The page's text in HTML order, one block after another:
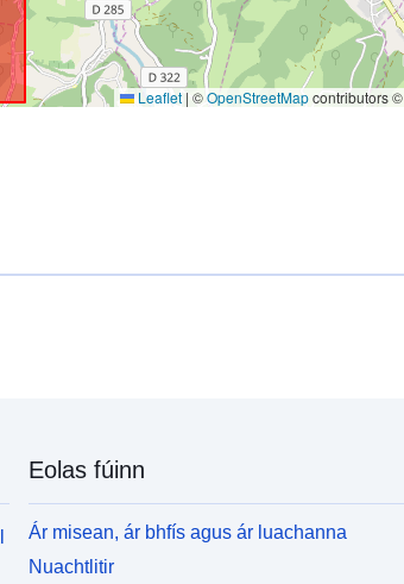
Leaflet | ©OpenStreetMapcontributors ©
Eolas fúinn
Ár misean, ár bhfís agus ár luachanna
Nuachtlitir